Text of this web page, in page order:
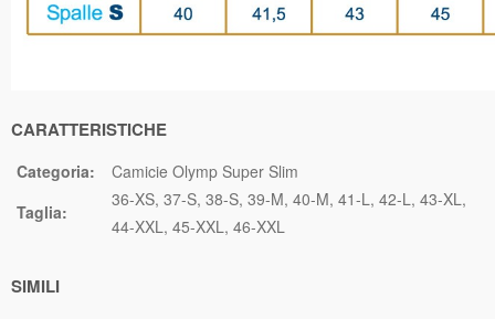
CARATTERISTICHE
Categoria:
Camicie Olymp Super Slim
Taglia:
36-XS 37-S 38-S 39-M 40-M 41-L 42-L 43-XL
44-XXL 45-XXL 46-XXL
SIMILI